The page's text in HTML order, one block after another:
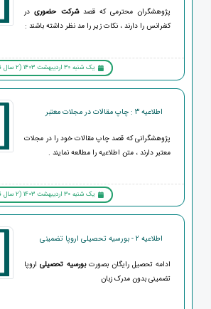
پژوهشگران محترمی که قصدشرکت حضوریدر
کنفرانس را دارند ، نکات زیر را مد نظر داشته باشند :
یک شنبه 30 اردیبهشت 1403 (2 سال قبل )
اطلاعیه 3 : چاپ مقالات در مجلات معتبر
پژوهشگرانی که قصد چاپ مقالات خود را در مجلات
معتبر دارند ، متن اطلاعیه را مطالعه نمایند .
یک شنبه 30 اردیبهشت 1403 (2 سال قبل )
اطلاعیه 2 - بورسیه تحصیلی اروپا تضمینی
ادامه تحصیل رایگان بصورتبورسیه تحصیلیاروپا
تضمینی بدون مدرک زبان